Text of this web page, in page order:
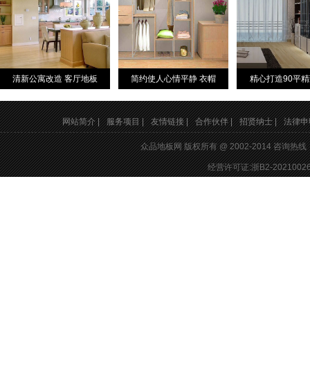
清新公寓改造 客厅地板 简约使人心情平静 衣帽 精心打造90平
网站简介 | 服务项目 | 友情链接 | 合作伙伴 | 招贤纳士 | 法律申
众品地板网 版权所有 @ 2002-2014 咨询热
经营许可证:浙B2-